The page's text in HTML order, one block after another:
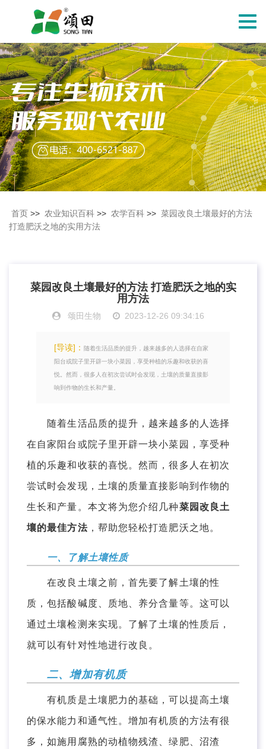
切
导
航
首页 >> 农业知识百科 >> 农学百科 >> 菜园改良土壤最好的方法
打造肥沃之地的实用方法
菜园改良土壤最好的方法 打造肥沃之地的实
用方法
颂田生物 2023-12-26 09:34:16
[导读]：
随着生活品质的提升，越来越多的人选择在自家
阳台或院子里开辟一块小菜园，享受种植的乐趣和收获的喜
悦。然而，很多人在初次尝试时会发现，土壤的质量直接影
响到作物的生长和产量。
随着生活品质的提升，越来越多的人选择
在自家阳台或院子里开辟一块小菜园，享受种
植的乐趣和收获的喜悦。然而，很多人在初次
尝试时会发现，土壤的质量直接影响到作物的
生长和产量。本文将为您介绍几种菜园改良土
壤的最佳方法，帮助您轻松打造肥沃之地。
一、了解土壤性质
在改良土壤之前，首先要了解土壤的性
质，包括酸碱度、质地、养分含量等。这可以
通过土壤检测来实现。了解了土壤的性质后，
就可以有针对性地进行改良。
二、增加有机质
有机质是土壤肥力的基础，可以提高土壤
的保水能力和通气性。增加有机质的方法有很
多，如施用腐熟的动植物残渣、绿肥、沼渣